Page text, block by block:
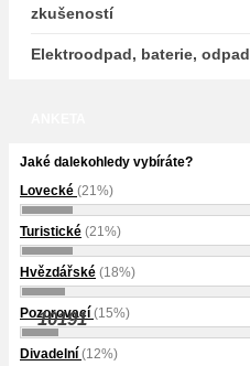
zkušeností
Elektroodpad, baterie, odpad
Jaké dalekohledy vybíráte?
Lovecké (21%)
Turistické (21%)
Hvězdářské (18%)
Pozorovací (15%)
Divadelní (12%)
10191